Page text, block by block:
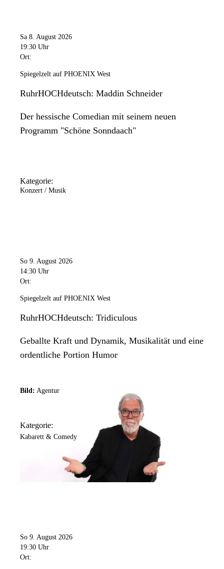
Sa 8. August 2026
19:30 Uhr
Ort:
Spiegelzelt auf PHOENIX West
RuhrHOCHdeutsch: Maddin Schneider
Der hessische Comedian mit seinem neuen
Programm "Schöne Sonndaach"
Kategorie:
Konzert / Musik
So 9. August 2026
14:30 Uhr
Ort:
Spiegelzelt auf PHOENIX West
RuhrHOCHdeutsch: Tridiculous
Geballte Kraft und Dynamik, Musikalität und eine
ordentliche Portion Humor
Bild: Agentur
Kategorie:
Kabarett & Comedy
So 9. August 2026
19:30 Uhr
Ort: